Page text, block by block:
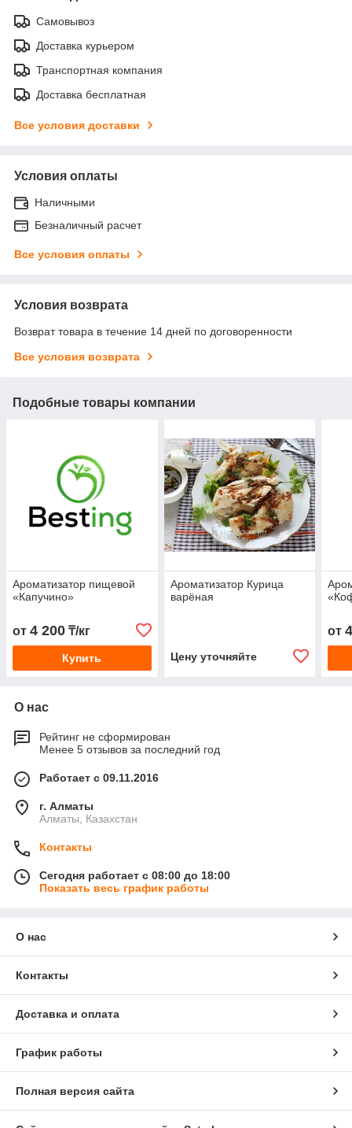
Самовывоз
Доставка курьером
Транспортная компания
Доставка бесплатная
Все условия доставки
Условия оплаты
Наличными
Безналичный расчет
Все условия оплаты
Условия возврата
Возврат товара в течение 14 дней по договоренности
Все условия возврата
Подобные товары компании
Ароматизатор пищевой
«Капучино»
от 4 200 ₸/кг
Купить
Ароматизатор Курица
варёная
Цену уточняйте
от
О нас
Рейтинг не сформирован
Менее 5 отзывов за последний год
Работает с 09.11.2016
г. Алматы
Алматы, Казахстан
Контакты
Сегодня работает с 08:00 до 18:00
Показать весь график работы
О нас
Контакты
Доставка и оплата
График работы
Полная версия сайта